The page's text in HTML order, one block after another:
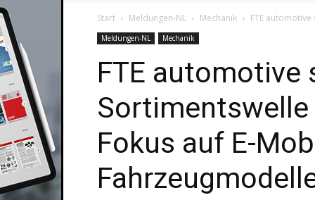
Start Meldungen-NL Mechanik FTE
Meldungen-NL Mechanik
FTE
Fokus auf E-